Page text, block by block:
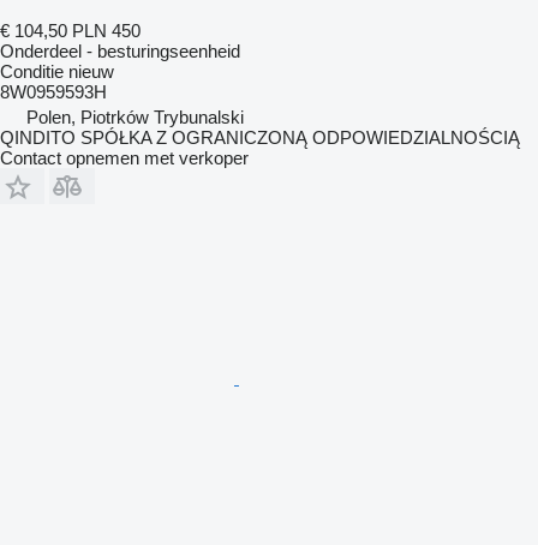
€ 104,50 PLN 450
Onderdeel - besturingseenheid
Conditie nieuw
8W0959593H
Polen, Piotrków Trybunalski
QINDITO SPÓŁKA Z OGRANICZONĄ ODPOWIEDZIALNOŚCIĄ
Contact opnemen met verkoper